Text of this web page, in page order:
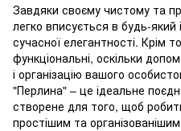
Завдяки своєму чистому та
легко вписується в будь-
сучасної елегантності. Крім
функціональні, оскільки
і організацію вашого
"Перлина" – це ідеальне
створене для того, щоб
простішим та